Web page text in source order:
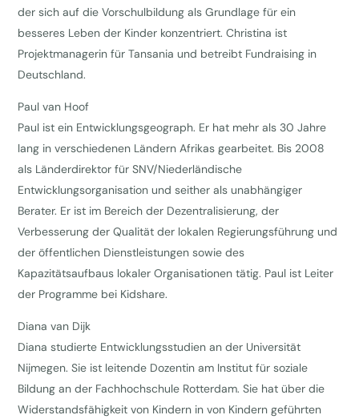
der sich auf die Vorschulbildung als Grundlage für ein
besseres Leben der Kinder konzentriert. Christina ist
Projektmanagerin für Tansania und betreibt Fundraising in
Deutschland.
Paul van Hoof
Paul ist ein Entwicklungsgeograph. Er hat mehr als 30 Jahre
lang in verschiedenen Ländern Afrikas gearbeitet. Bis 2008
als Länderdirektor für SNV/Niederländische
Entwicklungsorganisation und seither als unabhängiger
Berater. Er ist im Bereich der Dezentralisierung, der
Verbesserung der Qualität der lokalen Regierungsführung und
der öffentlichen Dienstleistungen sowie des
Kapazitätsaufbaus lokaler Organisationen tätig. Paul ist Leiter
der Programme bei Kidshare.
Diana van Dijk
Diana studierte Entwicklungsstudien an der Universität
Nijmegen. Sie ist leitende Dozentin am Institut für soziale
Bildung an der Fachhochschule Rotterdam. Sie hat über die
Widerstandsfähigkeit von Kindern in von Kindern geführten